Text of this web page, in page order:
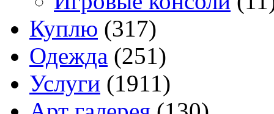
Куплю (317)
Одежда (251)
Услуги (1911)